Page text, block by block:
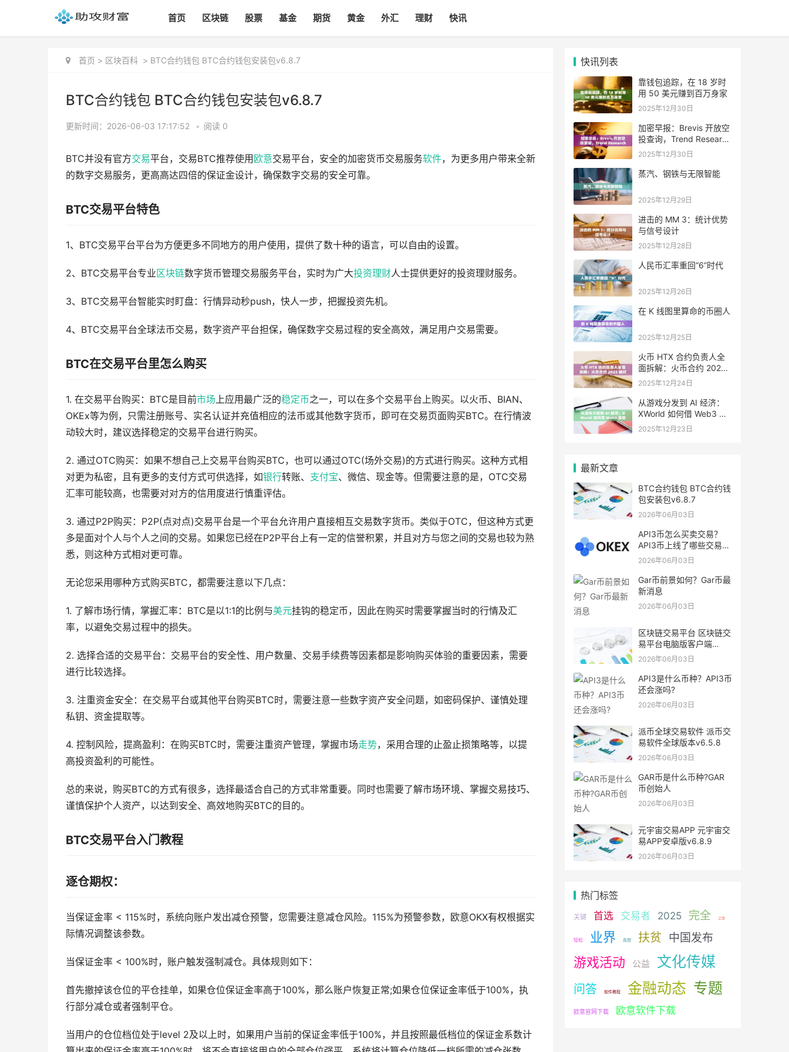
首页 区块链 股票 基金 期货 黄金 外汇 理财 快讯
首页 > 区块百科 > BTC合约钱包 BTC合约钱包安装包v6.8.7
BTC合约钱包 BTC合约钱包安装包v6.8.7
更新时间：2026-06-03 17:17:52 • 阅读 0
BTC并没有官方交易平台，交易BTC推荐使用 欧意交易平台，安全的加密货币交易服务软件，为更多用户带来全新
的数字交易服务，更高高达四倍的保证金设计，确保数字交易的安全可靠。
BTC交易平台特色
1、BTC交易平台平台为方便更多不同地方的用户使用，提供了数十种的语言，可以自由的设置。
2、BTC交易平台专业区块链数字货币管理交易服务平台，实时为广大投资理财人士提供更好的投资理财服务。
3、BTC交易平台智能实时盯盘：行情异动秒push，快人一步，把握投资先机。
4、BTC交易平台全球法币交易，数字资产平台担保，确保数字交易过程的安全高效，满足用户交易需要。
BTC在交易平台里怎么购买
1. 在交易平台购买：BTC是目前市场上应用最广泛的稳定币之一，可以在多个交易平台上购买。以火币、BIAN、
OKEx等为例，只需注册账号、实名认证并充值相应的法币或其他数字货币，即可在交易页面购买BTC。在行情波
动较大时，建议选择稳定的交易平台进行购买。
2. 通过OTC购买：如果不想自己上交易平台购买BTC，也可以通过OTC(场外交易)的方式进行购买。这种方式相
对更为私密，且有更多的支付方式可供选择，如银行转账、 支付宝、微信、现金等。但需要注意的是，OTC交易
汇率可能较高，也需要对对方的信用度进行慎重评估。
3. 通过P2P购买：P2P(点对点)交易平台是一个平台允许用户直接相互交易数字货币。类似于OTC，但这种方式更
多是面对个人与个人之间的交易。如果您已经在P2P平台上有一定的信誉积累，并且对方与您之间的交易也较为熟
悉，则这种方式相对更可靠。
无论您采用哪种方式购买BTC，都需要注意以下几点：
1. 了解市场行情，掌握汇率：BTC是以1:1的比例与美元挂钩的稳定币，因此在购买时需要掌握当时的行情及汇
率，以避免交易过程中的损失。
2. 选择合适的交易平台：交易平台的安全性、用户数量、交易手续费等因素都是影响购买体验的重要因素，需要
进行比较选择。
3. 注重资金安全：在交易平台或其他平台购买BTC时，需要注意一些数字资产安全问题，如密码保护、谨慎处理
私钥、资金提取等。
4. 控制风险，提高盈利：在购买BTC时，需要注重资产管理，掌握市场走势，采用合理的止盈止损策略等，以提
高投资盈利的可能性。
总的来说，购买BTC的方式有很多，选择最适合自己的方式非常重要。同时也需要了解市场环境、掌握交易技巧、
谨慎保护个人资产，以达到安全、高效地购买BTC的目的。
BTC交易平台入门教程
逐仓期权：
当保证金率 < 115%时，系统向账户发出减仓预警，您需要注意减仓风险。115%为预警参数，欧意OKX有权根据实
际情况调整该参数。
当保证金率 < 100%时，账户触发强制减仓。具体规则如下：
首先撤掉该仓位的平仓挂单，如果仓位保证金率高于100%，那么账户恢复正常;如果仓位保证金率低于100%，执
行部分减仓或者强制平仓。
当用户的仓位档位处于level 2及以上时，如果用户当前的保证金率低于100%，并且按照最低档位的保证金系数计
快讯列表
靠钱包追踪，在 18 岁时
用 50 美元赚到百万身家
2025年12月30日
加密早报：Brevis 开放空
投查询，Trend Research
单日增持超 4.6 万枚 ETH
2025年12月30日
蒸汽、钢铁与无限智能
2025年12月29日
进击的 MM 3：统计优势
与信号设计
2025年12月28日
人民币汇率重回“6”时代
2025年12月26日
在 K 线图里算命的币圈人
2025年12月25日
火币 HTX 合约负责人全
面拆解：火币合约 2025
做对了什么，又将走向哪
2025年12月24日
从游戏分发到 AI 经济：
XWorld 如何借 Web3 激
励之力重写价值分配？
2025年12月23日
最新文章
BTC合约钱包 BTC合约钱
包安装包v6.8.7
2026年06月03日
API3币怎么买卖交易？
API3币上线了哪些交易
所？
2026年06月03日
Gar币前景如何？Gar币最
新消息
2026年06月03日
区块链交易平台 区块链交
易平台电脑版客户端
v6.0.9
2026年06月03日
API3是什么币种？API3币
还会涨吗?
2026年06月03日
派币全球交易软件 派币交
易软件全球版本v6.5.8
2026年06月03日
GAR币是什么币种?GAR
币创始人
2026年06月03日
元宇宙交易APP 元宇宙交
易APP安卓版v6.8.9
2026年06月03日
热门标签
关键 首选 交易者 2025 完全 之旅
轻松 业界 商贸 扶贫 中国发布
游戏活动 公益 文化传媒
问答 软件教程 金融动态 专题
欧意官网下载 欧意软件下载